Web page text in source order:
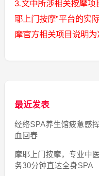
3.文中所涉相关按摩项
耶上门按摩”平台的实
摩官方相关项目说明为
最近发表
经络SPA养生馆疲惫感
血回春
摩耶上门按摩，专业中
务30分钟直达全身SPA